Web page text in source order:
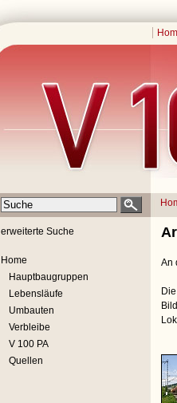
erweiterte Suche
Home
Hauptbaugruppen
Lebensläufe
Umbauten
Verbleibe
V 100 PA
Quellen
An